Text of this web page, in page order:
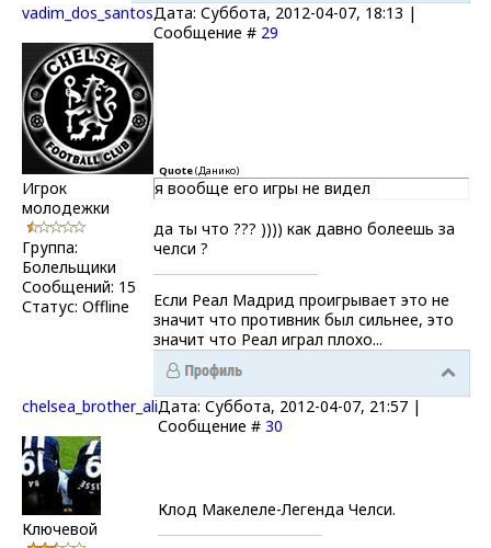
vadim_dos_santosДата: Суббота, 2012-04-07, 18:13 |
Сообщение # 29
Игрок
молодежки
Группа:
Болельщики
Сообщений: 15
Статус: Offline
Quote(Данико)
я вообще его игры не видел
да ты что ??? )))) как давно болеешь за
челси ?
Если Реал Мадрид проигрывает это не
значит что противник был сильнее, это
значит что Реал играл плохо...
chelsea_brother_aliДата: Суббота, 2012-04-07, 21:57 |
Сообщение # 30
Ключевой
Клод Макелеле-Легенда Челси.